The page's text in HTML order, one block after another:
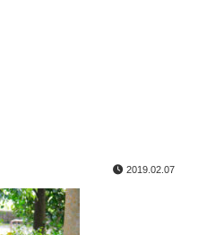
2019.02.07